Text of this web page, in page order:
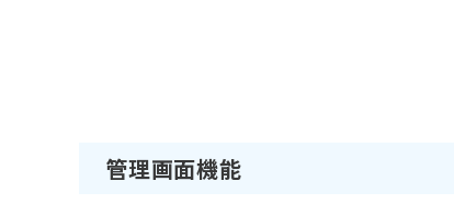
管理画面機能